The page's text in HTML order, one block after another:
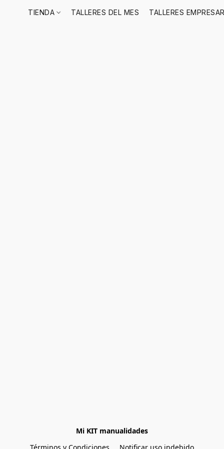
TIENDA TALLERES DEL MES TALLERES
Mi KIT manualidades